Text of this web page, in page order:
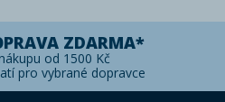
ZDARMA*
od 1500 Kč
pro vybrané dopravce